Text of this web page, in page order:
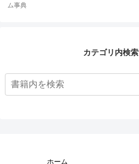
ム事典
カテゴリ内検索
ホーム